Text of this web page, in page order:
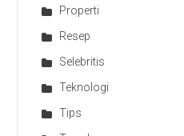
Properti
Resep
Selebritis
Teknologi
Tips